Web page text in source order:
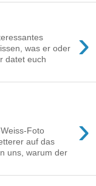
›
was er oder
datet euch
›
Foto
auf das
uns, warum der